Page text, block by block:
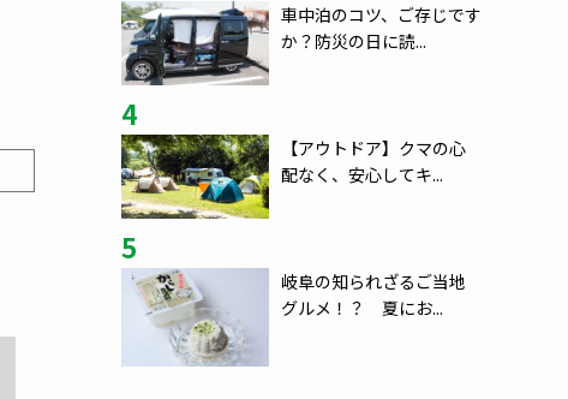
車中泊のコツ、ご存じです
か？防災の日に読...
4
【アウトドア】クマの心
配なく、安心してキ...
5
岐阜の知られざるご当地
グルメ！？ 夏にお...